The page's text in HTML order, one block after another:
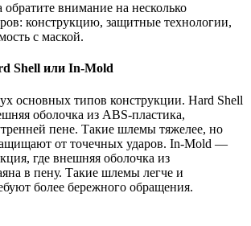
внимание на несколько
конструкцию, защитные технологии,
с маской.
Shell или In-Mold
основных типов конструкции. Hard Shell
оболочка из ABS-пластика,
пене. Такие шлемы тяжелее, но
от точечных ударов. In-Mold —
где внешняя оболочка из
в пену. Такие шлемы легче и
более бережного обращения.